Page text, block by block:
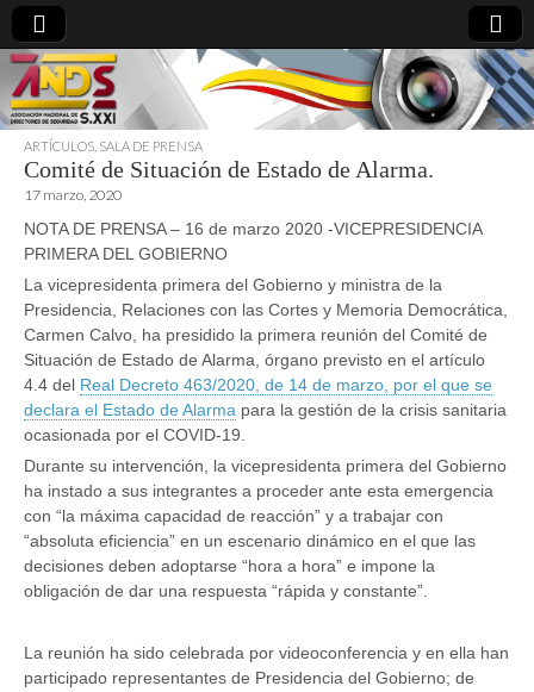
directoresdeseguridad.es
ARTÍCULOS SALA DE PRENSA
Comité de Situación de Estado de Alarma.
17 marzo, 2020
NOTA DE PRENSA – 16 de marzo 2020 -VICEPRESIDENCIA
PRIMERA DEL GOBIERNO
La vicepresidenta primera del Gobierno y ministra de la
Presidencia, Relaciones con las Cortes y Memoria Democrática,
Carmen Calvo, ha presidido la primera reunión del Comité de
Situación de Estado de Alarma, órgano previsto en el artículo
4.4 del Real Decreto 463/2020, de 14 de marzo, por el que se
declara el Estado de Alarma para la gestión de la crisis sanitaria
ocasionada por el COVID-19.
Durante su intervención, la vicepresidenta primera del Gobierno
ha instado a sus integrantes a proceder ante esta emergencia
con “la máxima capacidad de reacción” y a trabajar con
“absoluta eficiencia” en un escenario dinámico en el que las
decisiones deben adoptarse “hora a hora” e impone la
obligación de dar una respuesta “rápida y constante”.
La reunión ha sido celebrada por videoconferencia y en ella han
participado representantes de Presidencia del Gobierno; de